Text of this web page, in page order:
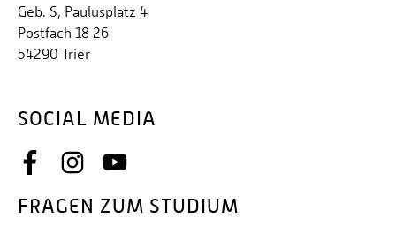
Geb. S, Paulusplatz 4
Postfach 18 26
54290 Trier
SOCIAL MEDIA
FRAGEN ZUM STUDIUM